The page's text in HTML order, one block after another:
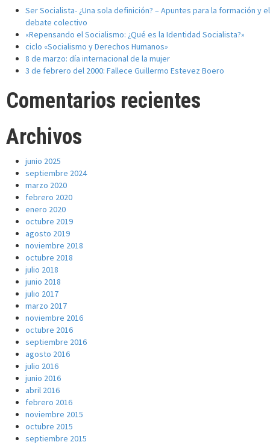
Ser Socialista- ¿Una sola definición? – Apuntes para la formación y el
debate colectivo
«Repensando el Socialismo: ¿Qué es la Identidad Socialista?»
ciclo «Socialismo y Derechos Humanos»
8 de marzo: día internacional de la mujer
3 de febrero del 2000: Fallece Guillermo Estevez Boero
Comentarios recientes
Archivos
junio 2025
septiembre 2024
marzo 2020
febrero 2020
enero 2020
octubre 2019
agosto 2019
noviembre 2018
octubre 2018
julio 2018
junio 2018
julio 2017
marzo 2017
noviembre 2016
octubre 2016
septiembre 2016
agosto 2016
julio 2016
junio 2016
abril 2016
febrero 2016
noviembre 2015
octubre 2015
septiembre 2015